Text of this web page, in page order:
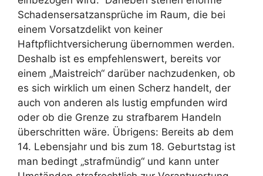
Schadensersatzansprüche im Raum, die bei
einem Vorsatzdelikt von keiner
Haftpflichtversicherung übernommen werden.
Deshalb ist es empfehlenswert, bereits vor
einem „Maistreich“ darüber nachzudenken, ob
es sich wirklich um einen Scherz handelt, der
auch von anderen als lustig empfunden wird
oder ob die Grenze zu strafbarem Handeln
überschritten wäre. Übrigens: Bereits ab dem
14. Lebensjahr und bis zum 18. Geburtstag ist
man bedingt „strafmündig“ und kann unter